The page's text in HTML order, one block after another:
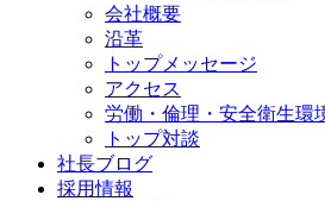
会社概要
沿革
トップメッセージ
アクセス
労働・倫理・安全衛生環
トップ対談
社長ブログ
採用情報